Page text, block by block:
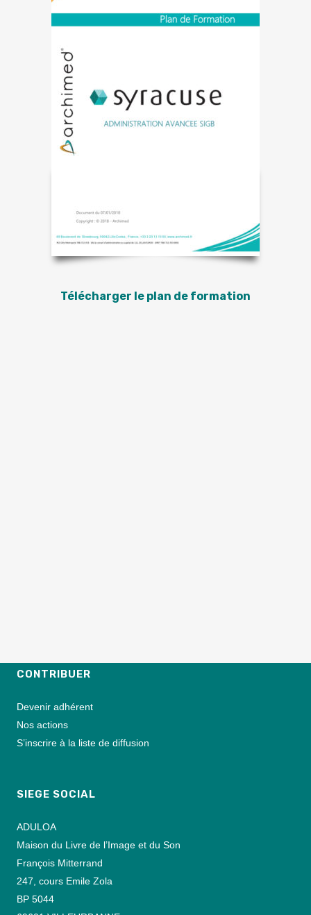
Télécharger le plan de formation
CONTRIBUER
Devenir adhérent
Nos actions
S’inscrire à la liste de diffusion
SIEGE SOCIAL
ADULOA
Maison du Livre de l’Image et du Son
François Mitterrand
247, cours Emile Zola
BP 5044